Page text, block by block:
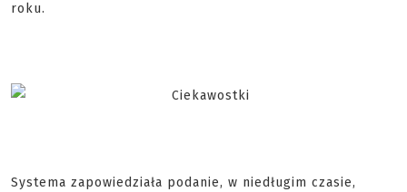
roku.
Systema zapowiedziała podanie, w niedługim czasie,